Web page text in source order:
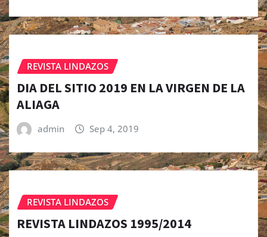
REVISTA LINDAZOS
DIA DEL SITIO 2019 EN LA VIRGEN DE LA
ALIAGA
admin Sep 4, 2019
REVISTA LINDAZOS
REVISTA LINDAZOS 1995/2014